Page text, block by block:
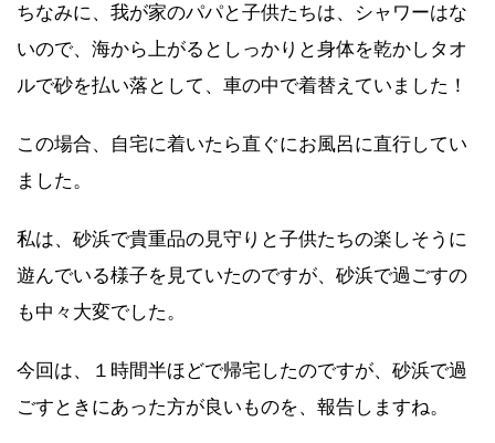
ちなみに、我が家のパパと子供たちは、シャワーはな
いので、海から上がるとしっかりと身体を乾かしタオ
ルで砂を払い落として、車の中で着替えていました！
この場合、自宅に着いたら直ぐにお風呂に直行してい
ました。
私は、砂浜で貴重品の見守りと子供たちの楽しそうに
遊んでいる様子を見ていたのですが、砂浜で過ごすの
も中々大変でした。
今回は、１時間半ほどで帰宅したのですが、砂浜で過
ごすときにあった方が良いものを、報告しますね。